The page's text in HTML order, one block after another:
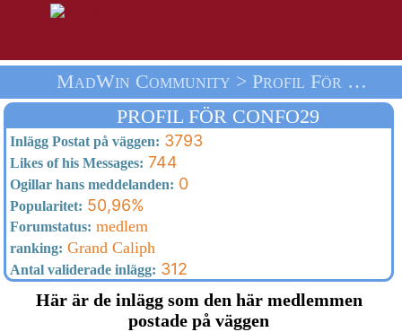
MadWin Community > Profil För Confo29 > Välkommen
PROFIL FÖR CONFO29
Inlägg Postat på väggen: 3793
Likes of his Messages: 744
Ogillar hans meddelanden: 0
Popularitet: 50,96%
Forumstatus: medlem
ranking: Grand Caliph
Antal validerade inlägg: 312
Här är de inlägg som den här medlemmen
postade på väggen